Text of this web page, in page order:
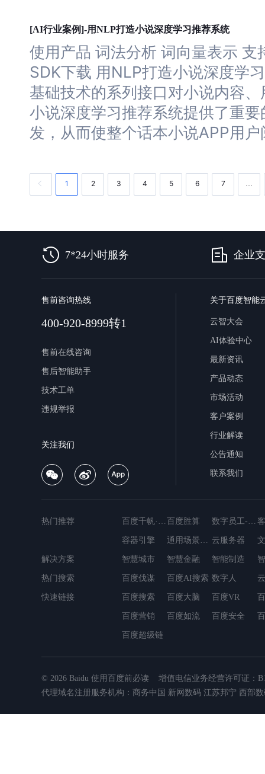
[AI行业案例]-用NLP打造小说深度学习推荐系统
使用产品 词法分析 词向量表示
SDK下载 用NLP打造小说深度学习
基础技术的系列接口对小说内容
小说深度学习推荐系统提供了重
发，从而使整个话本小说APP用
1 2 3 4 5 6 7 …
7*24小时服务 企业
售前咨询热线
400-920-8999转1
售前在线咨询
售后智能助手
技术工单
违规举报
关于百度智能
云智大会
AI体验中心
最新资讯
产品动态
市场活动
客户案例
行业解读
公告通知
联系我们
关注我们
热门推荐 百度千帆·大模型服务与Agent开发平台 百度胜算 数字员工-营销内容创作
容器引擎 通用场景OCR 云服务器
MapReduce
容器镜像服务
解决方案 智慧城市 智慧金融 智能制造
热门搜索 百度伐谋 百度AI搜索 数字人
快速链接 百度搜索 百度大脑 百度VR
百度营销 百度如流 百度安全
百度超级链
© 2026 Baidu 使用百度前必读
增值电信业务经营许可证：
代理域名注册服务机构：商务中国 新网数码 江苏邦宁 西部